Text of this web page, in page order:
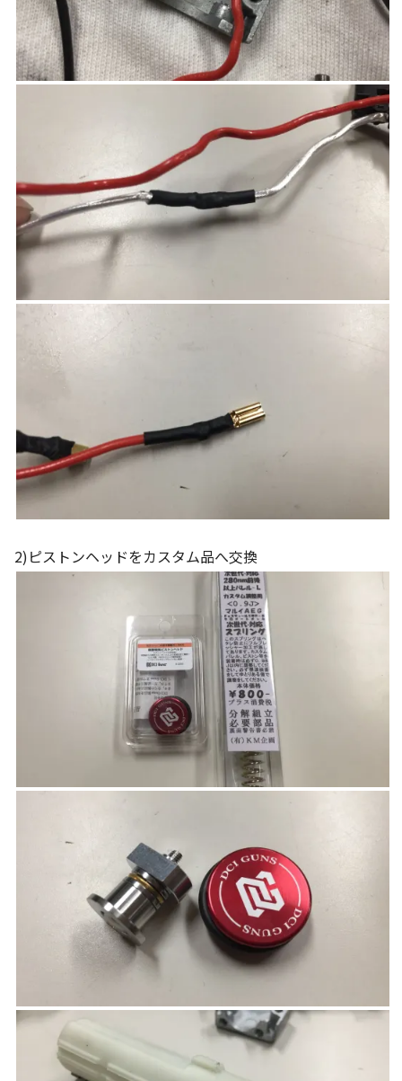
2)ピストンヘッドをカスタム品へ交換